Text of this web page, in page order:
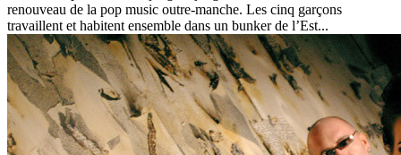
renouveau de la pop music outre-manche. Les cinq garçons
travaillent et habitent ensemble dans un bunker de l’Est...